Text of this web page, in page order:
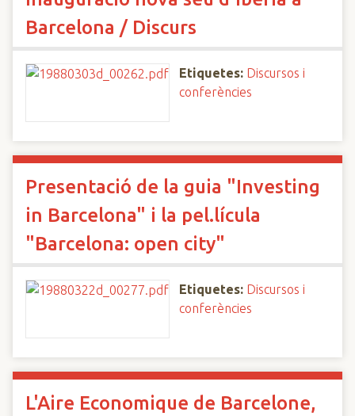
Barcelona / Discurs
Etiquetes: Discursos i
conferències
Presentació de la guia "Investing
in Barcelona" i la pel.lícula
"Barcelona: open city"
Etiquetes: Discursos i
conferències
L'Aire Economique de Barcelone,